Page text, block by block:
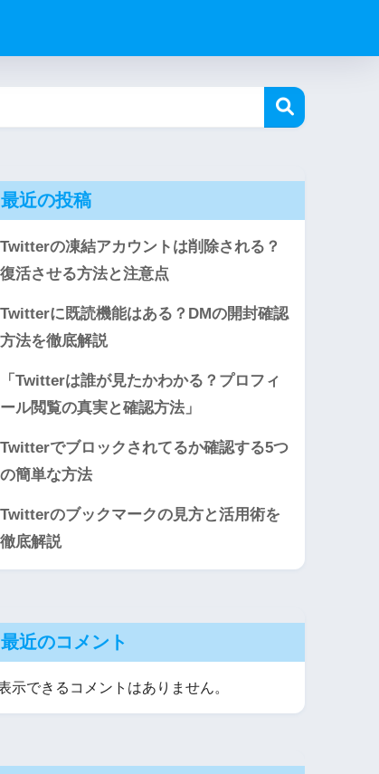
最近の投稿
Twitterの凍結アカウントは削除される？
復活させる方法と注意点
Twitterに既読機能はある？DMの開封確認
方法を徹底解説
「Twitterは誰が見たかわかる？プロフィ
ール閲覧の真実と確認方法」
Twitterでブロックされてるか確認する5つ
の簡単な方法
Twitterのブックマークの見方と活用術を
徹底解説
最近のコメント
示できるコメントはありません。